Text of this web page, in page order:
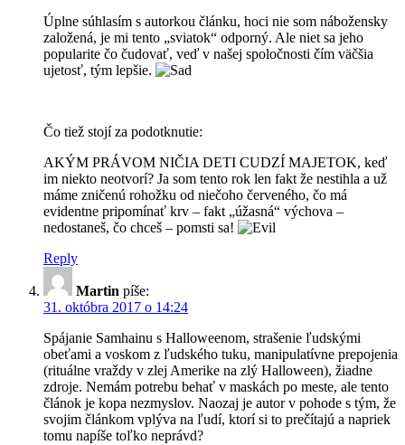
Úplne súhlasím s autorkou článku, hoci nie som nábožensky
založená, je mi tento „sviatok“ odporný. Ale niet sa jeho
popularite čo čudovať, veď v našej spoločnosti čím väčšia
ujetosť, tým lepšie.
Čo tiež stojí za podotknutie:
AKÝM PRÁVOM NIČIA DETI CUDZÍ MAJETOK, keď
im niekto neotvorí? Ja som tento rok len fakt že nestihla a už
máme zničenú rohožku od niečoho červeného, čo má
evidentne pripomínať krv – fakt „úžasná“ výchova –
nedostaneš, čo chceš – pomsti sa!
Reply
Martin píše:
31. októbra 2017 o 14:24
Spájanie Samhainu s Halloweenom, strašenie ľudskými
obeťami a voskom z ľudského tuku, manipulatívne prepojenia
(rituálne vraždy v zlej Amerike na zlý Halloween), žiadne
zdroje. Nemám potrebu behať v maskách po meste, ale tento
článok je kopa nezmyslov. Naozaj je autor v pohode s tým, že
svojim článkom vplýva na ľudí, ktorí si to prečítajú a napriek
tomu napíše toľko neprávd?